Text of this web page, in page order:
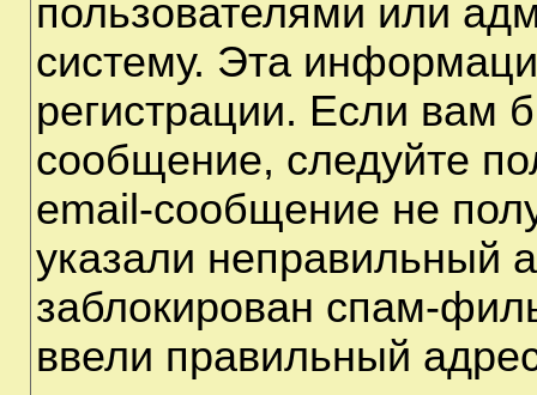
пользователями или
систему. Эта
регистрации. Если вам
сообщение, следуйте
email-сообщение не
указали неправильный
заблокирован спам-
ввели правильный